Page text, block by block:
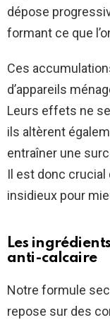
dépose
formant ce que
Ces
d’appareils
Leurs effets ne
ils altèrent
entraîner une
Il est donc
insidieux pour
Les
anti-calcaire
Notre formule
repose sur des